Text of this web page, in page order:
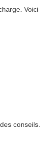
Voici
conseils.